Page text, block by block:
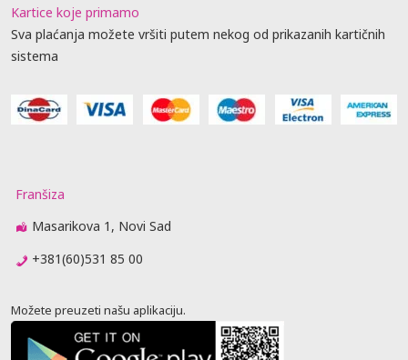
Kartice koje primamo
Sva plaćanja možete vršiti putem nekog od prikazanih kartičnih
sistema
Franšiza
Masarikova 1, Novi Sad
+381(60)531 85 00
Možete preuzeti našu aplikaciju.